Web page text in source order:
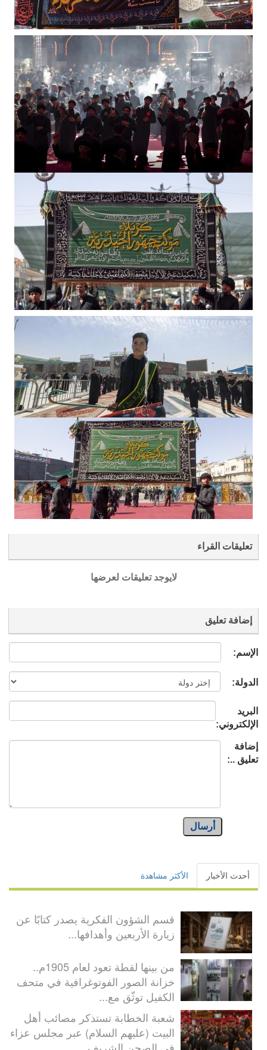
تعليقات القراء
لايوجد تعليقات لعرضها
إضافة تعليق
الإسم:
الدولة:
البريد
الإلكتروني:
إضافة
تعليق ..:
أرسال
أحدث الأخبار الأكثر مشاهدة
قسم الشؤون الفكرية يصدر كتابًا عن
زيارة الأربعين وأهدافها...
من بينها لقطة تعود لعام 1905م..
خزانة الصور الفوتوغرافية في متحف
الكفيل توثّق مع...
شعبة الخطابة تستذكر مصائب أهل
البيت (عليهم السلام) عبر مجلس عزاء